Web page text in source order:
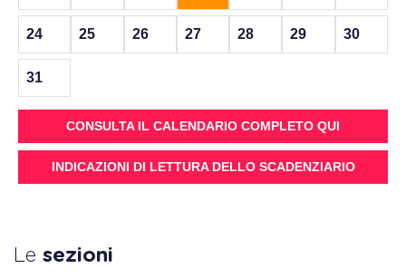
24 25 26 27 28 29 30
31
CONSULTA IL CALENDARIO COMPLETO QUI
INDICAZIONI DI LETTURA DELLO SCADENZIARIO
Le sezioni